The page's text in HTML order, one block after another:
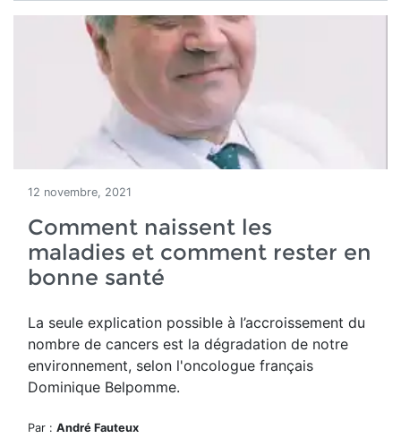
12 novembre, 2021
Comment naissent les
maladies et comment rester en
bonne santé
La seule explication possible à l’accroissement du
nombre de cancers est la dégradation de notre
environnement, selon l'oncologue français
Dominique Belpomme.
Par : André Fauteux